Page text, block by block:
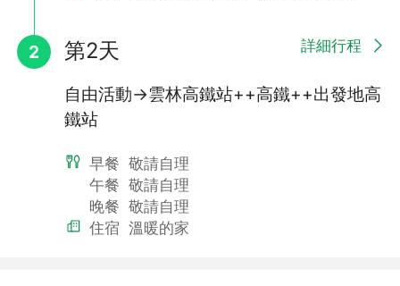
2 第2天 詳細行程
自由活動→雲林高鐵站++高鐵++出發地高
鐵站
早餐 敬請自理
午餐 敬請自理
晚餐 敬請自理
住宿 溫暖的家